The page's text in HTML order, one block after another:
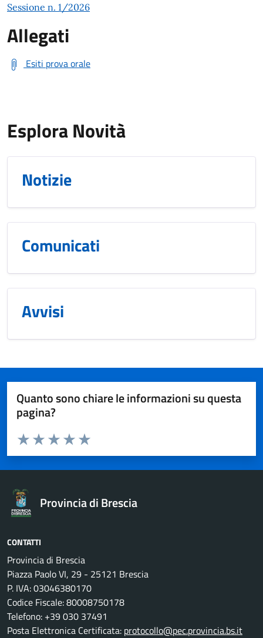
Sessione n. 1/2026
Allegati
Esiti prova orale
Esplora Novità
Notizie
Comunicati
Avvisi
Quanto sono chiare le informazioni su questa
pagina?
Valuta da 1 a 5 stelle la pagina
Valuta 5 stelle su 5
Valuta 4 stelle su 5
Valuta 3 stelle su 5
Valuta 2 stelle su 5
Valuta 1 stelle su 5
Provincia di Brescia
CONTATTI
Provincia di Brescia
Piazza Paolo VI, 29 - 25121 Brescia
P. IVA: 03046380170
Codice Fiscale: 80008750178
Telefono: +39 030 37491
Posta Elettronica Certificata: protocollo@pec.provincia.bs.it